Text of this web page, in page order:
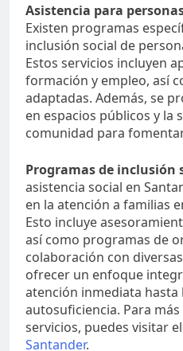
Asistencia para
Existen programas
inclusión social de
Estos servicios incluyen
formación y empleo, así
adaptadas. Además, se
en espacios públicos y la
comunidad para
Programas de inclusión
asistencia social en
en la atención a familias
Esto incluye
así como programas de
colaboración con
ofrecer un enfoque
atención inmediata hasta
autosuficiencia. Para
servicios, puedes visitar el
Santander.